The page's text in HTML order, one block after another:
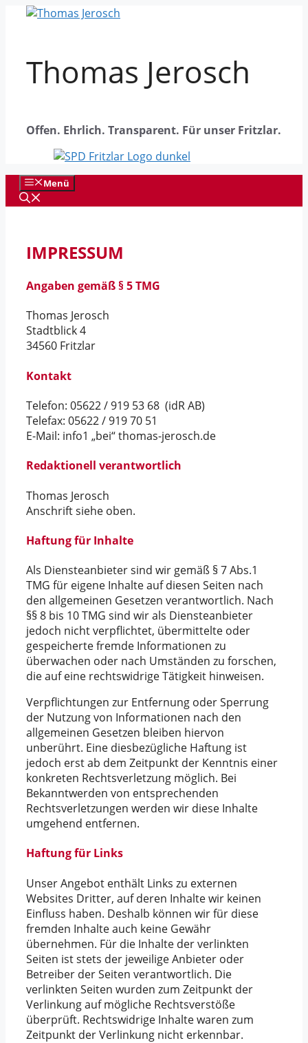
Zum
Thomas Jerosch
Offen. Ehrlich. Transparent. Für unser Fritzlar.
Menü
IMPRESSUM
Angaben gemäß § 5 TMG
Thomas Jerosch
Stadtblick 4
34560 Fritzlar
Kontakt
Telefon: 05622 / 919 53 68 (idR AB)
Telefax: 05622 / 919 70 51
E-Mail: info1 „bei“ thomas-jerosch.de
Redaktionell verantwortlich
Thomas Jerosch
Anschrift siehe oben.
Haftung für Inhalte
Als Diensteanbieter sind wir gemäß § 7 Abs.1
TMG für eigene Inhalte auf diesen Seiten nach
den allgemeinen Gesetzen verantwortlich. Nach
§§ 8 bis 10 TMG sind wir als Diensteanbieter
jedoch nicht verpflichtet, übermittelte oder
gespeicherte fremde Informationen zu
überwachen oder nach Umständen zu forschen,
die auf eine rechtswidrige Tätigkeit hinweisen.
Verpflichtungen zur Entfernung oder Sperrung
der Nutzung von Informationen nach den
allgemeinen Gesetzen bleiben hiervon
unberührt. Eine diesbezügliche Haftung ist
jedoch erst ab dem Zeitpunkt der Kenntnis einer
konkreten Rechtsverletzung möglich. Bei
Bekanntwerden von entsprechenden
Rechtsverletzungen werden wir diese Inhalte
umgehend entfernen.
Haftung für Links
Unser Angebot enthält Links zu externen
Websites Dritter, auf deren Inhalte wir keinen
Einfluss haben. Deshalb können wir für diese
fremden Inhalte auch keine Gewähr
übernehmen. Für die Inhalte der verlinkten
Seiten ist stets der jeweilige Anbieter oder
Betreiber der Seiten verantwortlich. Die
verlinkten Seiten wurden zum Zeitpunkt der
Verlinkung auf mögliche Rechtsverstöße
überprüft. Rechtswidrige Inhalte waren zum
Zeitpunkt der Verlinkung nicht erkennbar.